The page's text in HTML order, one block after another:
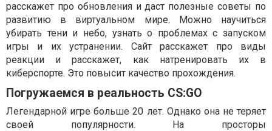
расскажет про обновления и даст полезные советы по
развитию в виртуальном мире. Можно научиться
убирать тени и небо, узнать о проблемах с запуском
игры и их устранении. Сайт расскажет про виды
реакции и расскажет, как натренировать их в
киберспорте. Это повысит качество прохождения.
Погружаемся в реальность CS:GO
Легендарной игре больше 20 лет. Однако она не теряет
своей популярности. На просторы